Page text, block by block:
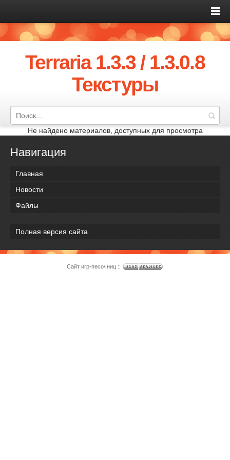
Terraria 1.3.3 / 1.3.0.8
Текстуры
Не найдено материалов, доступных для просмотра
Навигация
Главная
Новости
Файлы
Полная версия сайта
Сайт игр-песочниц ::